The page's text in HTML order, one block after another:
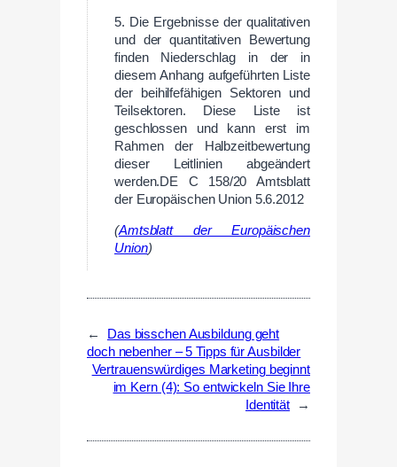
5. Die Ergebnisse der qualitativen
und der quantitativen Bewertung
finden Niederschlag in der in
diesem Anhang aufgeführten Liste
der beihilfefähigen Sektoren und
Teilsektoren. Diese Liste ist
geschlossen und kann erst im
Rahmen der Halbzeitbewertung
dieser Leitlinien abgeändert
werden.DE C 158/20 Amtsblatt
der Europäischen Union 5.6.2012
(Amtsblatt der Europäischen
Union)
←
Das bisschen Ausbildung geht
doch nebenher – 5 Tipps für Ausbilder
Vertrauenswürdiges Marketing beginnt
im Kern (4): So entwickeln Sie Ihre
Identität
→